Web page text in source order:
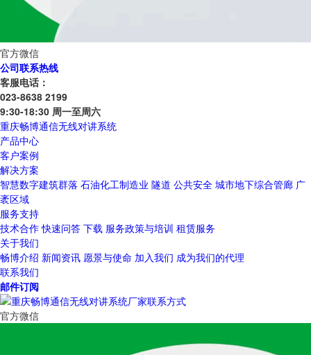
官方微信
公司联系热线
客服电话：
023-8638 2199
9:30-18:30 周一至周六
重庆畅博通信无线对讲系统
产品中心
客户案例
解决方案
智慧数字建筑群落 石油化工制造业 隧道 公共安全 城市地下综合管廊 广
袤区域
服务支持
技术合作 快速问答 下载 服务政策与培训 租赁服务
关于我们
畅博介绍 新闻资讯 愿景与使命 加入我们 成为我们的代理
联系我们
邮件订阅
官方微信